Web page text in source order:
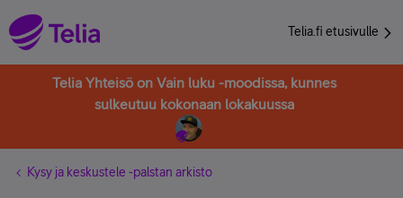
Telia.fi etusivulle
Telia Yhteisö on Vain luku -moodissa, kunnes
sulkeutuu kokonaan lokakuussa
Kysy ja keskustele -palstan arkisto